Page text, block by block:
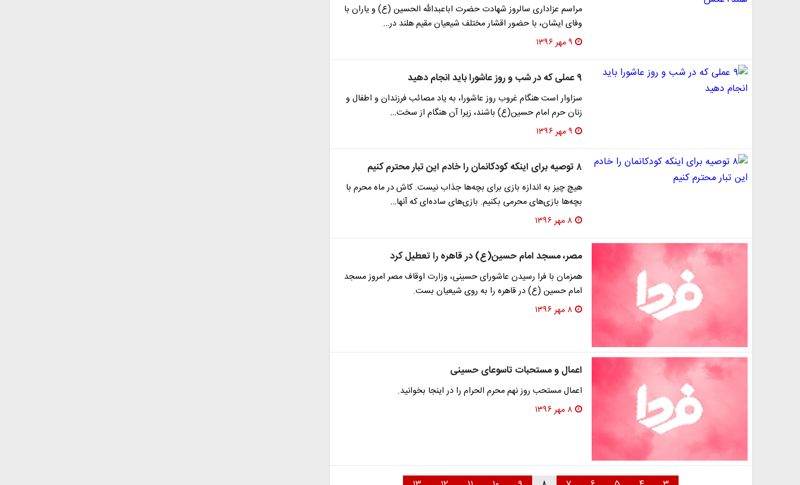
مراسم عزاداری سالروز شهادت حضرت اباعبدالله الحسین (ع) و یاران با
وفای ایشان، با حضور اقشار مختلف شیعیان مقیم هلند در…
۹ مهر ۱۳۹۶
۹ عملی که در شب و روز عاشورا باید انجام دهید
سزاوار است هنگام غروب روز عاشورا، به یاد مصائب فرزندان و اطفال و
زنان حرم امام حسین(ع) باشند، زیرا آن هنگام از سخت…
۹ مهر ۱۳۹۶
۸ توصیه برای اینکه کودکانمان را خادم این تبار محترم کنیم
هیچ چیز به اندازه بازی برای بچه‌ها جذاب نیست. کاش در ماه محرم با
بچه‌ها بازی‌های محرمی بکنیم. بازی‌های ساده‌ای که آنها…
۸ مهر ۱۳۹۶
مصر، مسجد امام حسین(ع) در قاهره را تعطیل کرد
همزمان با فرا رسیدن عاشورای حسینی، وزارت اوقاف مصر امروز مسجد
امام حسین (ع) در قاهره را به روی شیعیان بست.
۸ مهر ۱۳۹۶
اعمال و مستحبات تاسوعای حسینی
اعمال مستحب روز نهم محرم الحرام را در اینجا بخوانید.
۸ مهر ۱۳۹۶